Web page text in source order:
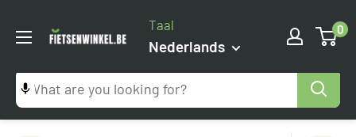
naar
Fietsenwinkel.be
Taal
Nederlands
0